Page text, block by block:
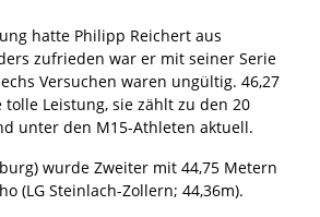
hatte Philipp Reichert aus
zufrieden war er mit seiner Serie
Versuchen waren ungültig. 46,27
Leistung, sie zählt zu den 20
unter den M15-Athleten aktuell.
wurde Zweiter mit 44,75 Metern
(LG Steinlach-Zollern; 44,36m).